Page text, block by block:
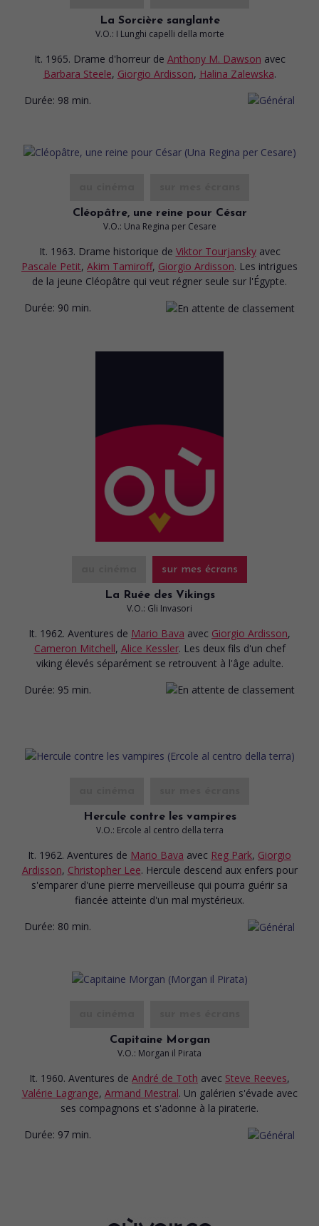
La Sorcière sanglante
V.O.: I Lunghi capelli della morte
It. 1965. Drame d'horreur de Anthony M. Dawson avec
Barbara Steele, Giorgio Ardisson, Halina Zalewska.
Durée: 98 min.
Cléopâtre, une reine pour César
V.O.: Una Regina per Cesare
It. 1963. Drame historique de Viktor Tourjansky avec
Pascale Petit, Akim Tamiroff, Giorgio Ardisson. Les intrigues
de la jeune Cléopâtre qui veut régner seule sur l'Égypte.
Durée: 90 min.
sur mes écrans
La Ruée des Vikings
V.O.: Gli Invasori
It. 1962. Aventures de Mario Bava avec Giorgio Ardisson,
Cameron Mitchell, Alice Kessler. Les deux fils d'un chef
viking élevés séparément se retrouvent à l'âge adulte.
Durée: 95 min.
Hercule contre les vampires
V.O.: Ercole al centro della terra
It. 1962. Aventures de Mario Bava avec Reg Park, Giorgio
Ardisson, Christopher Lee. Hercule descend aux enfers pour
s'emparer d'une pierre merveilleuse qui pourra guérir sa
fiancée atteinte d'un mal mystérieux.
Durée: 80 min.
Capitaine Morgan
V.O.: Morgan il Pirata
It. 1960. Aventures de André de Toth avec Steve Reeves,
Valérie Lagrange, Armand Mestral. Un galérien s'évade avec
ses compagnons et s'adonne à la piraterie.
Durée: 97 min.